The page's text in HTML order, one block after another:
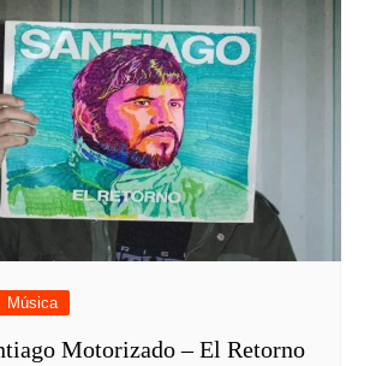
Música
Motorizado – El Retorno